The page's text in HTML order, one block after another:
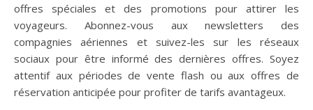
offres spéciales et des promotions pour attirer les
voyageurs. Abonnez-vous aux newsletters des
compagnies aériennes et suivez-les sur les réseaux
sociaux pour être informé des dernières offres. Soyez
attentif aux périodes de vente flash ou aux offres de
réservation anticipée pour profiter de tarifs avantageux.